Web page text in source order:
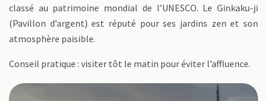
classé au patrimoine mondial de l’UNESCO. Le Ginkaku-ji
(Pavillon d’argent) est réputé pour ses jardins zen et son
atmosphère paisible.
Conseil pratique : visiter tôt le matin pour éviter l’affluence.